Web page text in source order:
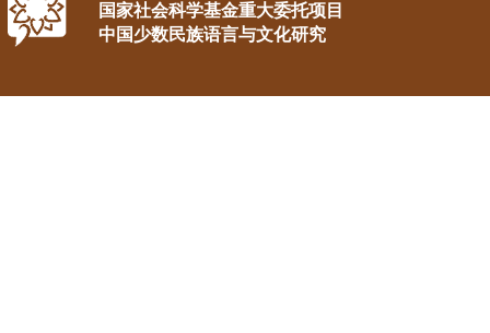
国家社会科学基金重大委托项目
中国少数民族语言与文化研究